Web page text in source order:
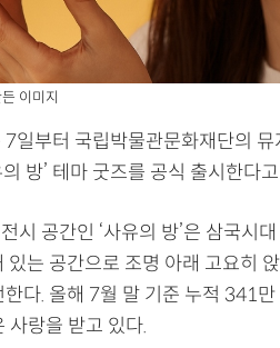
이미지
일부터 국립박물관문화재단의
방’ 테마 굿즈를 공식 출시한다
시 공간인 ‘사유의 방’은 삼국시
는 공간으로 조명 아래 고요히
다. 올해 7월 말 기준 누적 341
사랑을 받고 있다.